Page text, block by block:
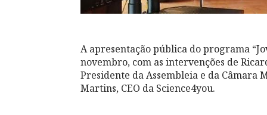
A apresentação pública do programa
novembro, com as intervenções de
Presidente da Assembleia e da Câmara
Martins, CEO da Science4you.